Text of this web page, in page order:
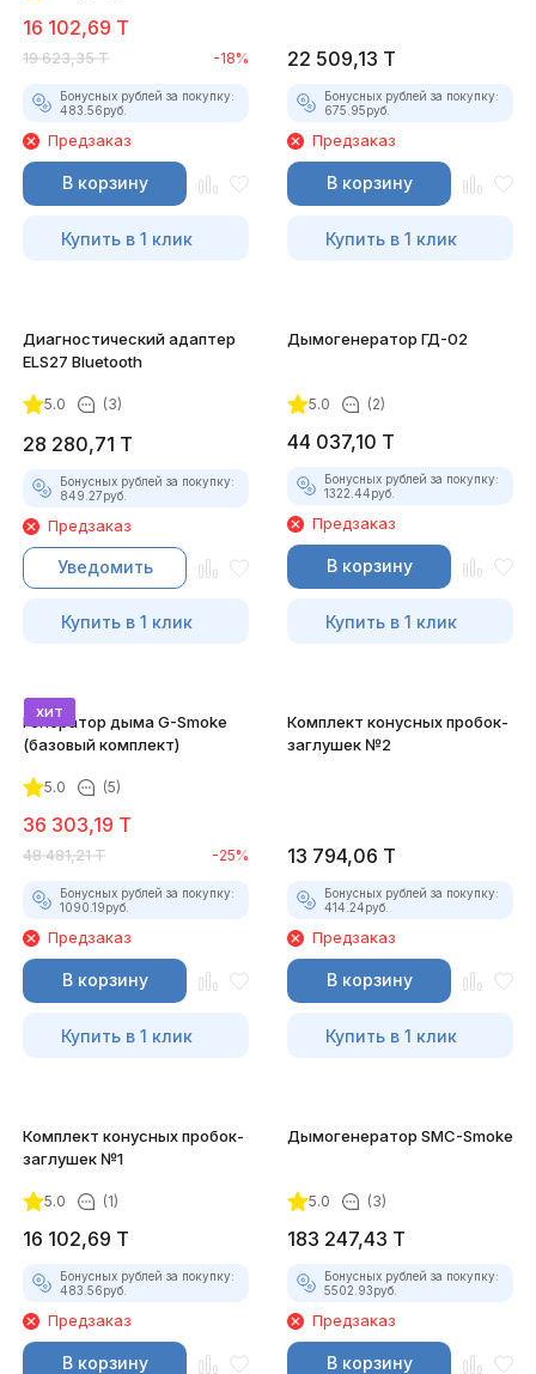
16 102,69 T
19 623,35 T -18%
Бонусных рублей за покупку:
483.56руб.
Предзаказ
В корзину
Купить в 1 клик
22 509,13 T
Бонусных рублей за покупку:
675.95руб.
Предзаказ
В корзину
Купить в 1 клик
Диагностический адаптер
ELS27 Bluetooth
5.0 (3)
28 280,71 T
Бонусных рублей за покупку:
849.27руб.
Предзаказ
Уведомить
Купить в 1 клик
Дымогенератор ГД-02
5.0 (2)
44 037,10 T
Бонусных рублей за покупку:
1322.44руб.
Предзаказ
В корзину
Купить в 1 клик
хит
Генератор дыма G-Smoke
(базовый комплект)
5.0 (5)
36 303,19 T
48 481,21 T -25%
Бонусных рублей за покупку:
1090.19руб.
Предзаказ
В корзину
Купить в 1 клик
Комплект конусных пробок-
заглушек №2
13 794,06 T
Бонусных рублей за покупку:
414.24руб.
Предзаказ
В корзину
Купить в 1 клик
Комплект конусных пробок-
заглушек №1
5.0 (1)
16 102,69 T
Бонусных рублей за покупку:
483.56руб.
Предзаказ
В корзину
Дымогенератор SMC-Smoke
5.0 (3)
183 247,43 T
Бонусных рублей за покупку:
5502.93руб.
Предзаказ
В корзину